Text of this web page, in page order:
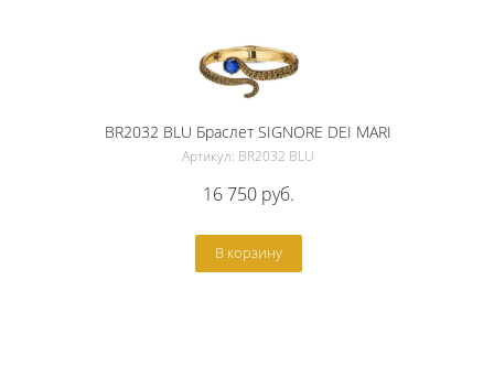
BR2032 BLU Браслет SIGNORE DEI MARI
Артикул: BR2032 BLU
16 750руб.
В корзину